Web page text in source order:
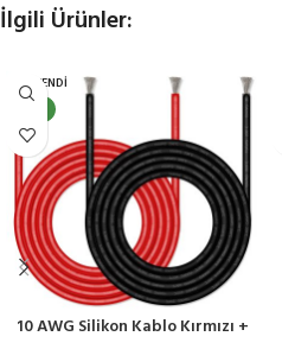
İlgili Ürünler:
TÜKENDI
10 AWG Silikon Kablo Kırmızı +